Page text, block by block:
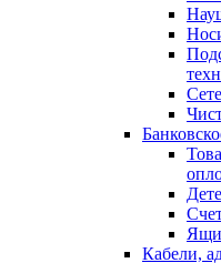
Кабели,